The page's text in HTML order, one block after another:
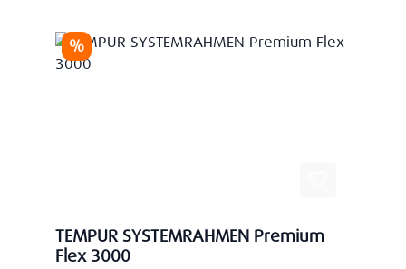
Rabatt
%
TEMPUR SYSTEMRAHMEN Premium
Flex 3000